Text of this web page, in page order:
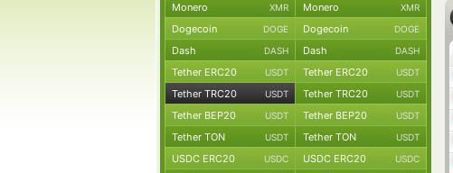
Monero XMR Monero XMR
Dogecoin DOGE Dogecoin DOGE
Dash DASH Dash DASH
Tether ERC20 USDT Tether ERC20 USDT
Tether TRC20 USDT Tether TRC20 USDT
Tether BEP20 USDT Tether BEP20 USDT
Tether TON USDT Tether TON USDT
USDC ERC20 USDC USDC ERC20 USDC